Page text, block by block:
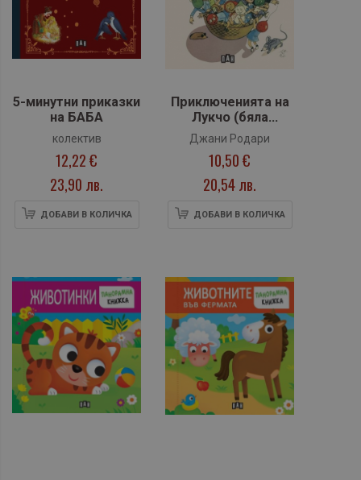
5-минутни приказки
на БАБА
колектив
12,22 €
23,90 лв.
ДОБАВИ В КОЛИЧКА
Приключенията на
Лукчо (бяла
корица, мека)
Джани Родари
10,50 €
20,54 лв.
ДОБАВИ В КОЛИЧКА